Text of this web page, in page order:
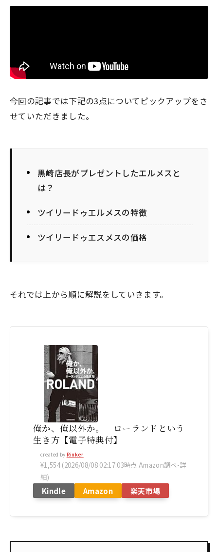
今回の記事では下記の3点についてピックアップをさ
せていただきました。
黒崎店長がプレゼントしたエルメスと
は？
ツイリードゥエルメスの特徴
ツイリードゥエスメスの価格
それでは上から順に解説をしていきます。
俺か、俺以外か。 ローランドという
生き方【電子特典付】
created by Rinker
¥1,554(2026/08/08 02:17:03時点 Amazon調べ-詳
細)
Kindle Amazon 楽天市場